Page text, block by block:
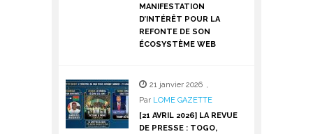
MANIFESTATION
D’INTÉRÊT POUR LA
REFONTE DE SON
ÉCOSYSTÈME WEB
21 janvier 2026 ,
Par LOME GAZETTE
[21 AVRIL 2026] LA REVUE
DE PRESSE : TOGO,